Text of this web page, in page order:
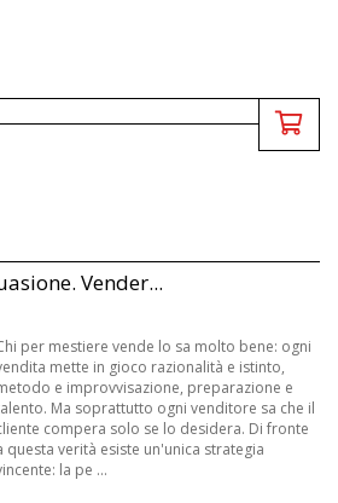
Vender...
per mestiere vende lo sa molto bene: ogni
mette in gioco razionalità e istinto,
e improvvisazione, preparazione e
Ma soprattutto ogni venditore sa che il
compera solo se lo desidera. Di fronte
questa verità esiste un'unica strategia
la pe ...